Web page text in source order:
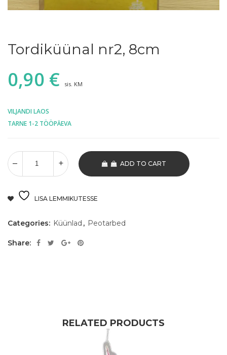
Tordiküünal nr2, 8cm
0,90 € sis. KM
VILJANDI LAOS
TARNE 1-2 TÖÖPÄEVA
ADD TO CART
LISA LEMMIKUTESSE
Categories: Küünlad , Peotarbed
Share:
RELATED PRODUCTS